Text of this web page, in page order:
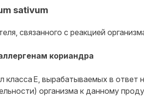
sativum
связанного с реакцией
кориандра
E, вырабатываемых в ответ
организма к данному